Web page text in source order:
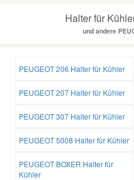
Halter für
und andere
PEUGEOT 206 Halter für Kühler
PEUGEOT 207 Halter für Kühler
PEUGEOT 307 Halter für Kühler
PEUGEOT 5008 Halter für Kühler
PEUGEOT BOXER Halter für
Kühler